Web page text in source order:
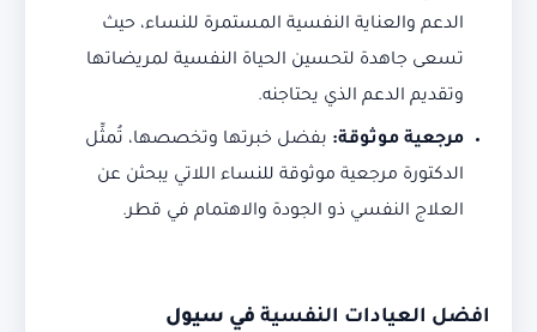
الدعم والعناية النفسية المستمرة للنساء، حيث
تسعى جاهدة لتحسين الحياة النفسية لمريضاتها
وتقديم الدعم الذي يحتاجنه.
مرجعية موثوقة: بفضل خبرتها وتخصصها، تُمثِّل
الدكتورة مرجعية موثوقة للنساء اللاتي يبحثن عن
العلاج النفسي ذو الجودة والاهتمام في قطر.
افضل العيادات النفسية في سيول